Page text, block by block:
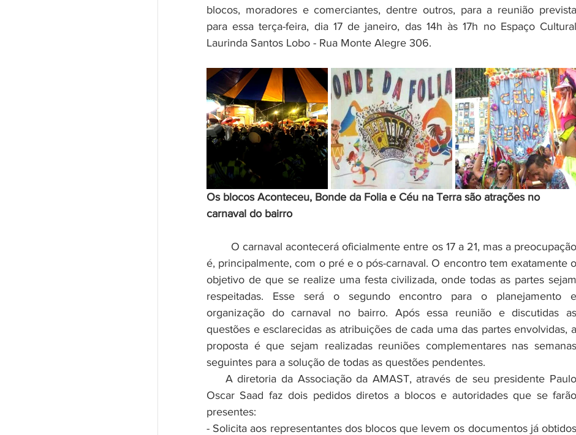
blocos, moradores e comerciantes, dentre outros, para a reunião prevista
para essa terça-feira, dia 17 de janeiro, das 14h às 17h no Espaço Cultural
Laurinda Santos Lobo - Rua Monte Alegre 306.
Os blocos Aconteceu, Bonde da Folia e Céu na Terra são atrações no
carnaval do bairro
é, principalmente, com o pré e o pós-carnaval. O encontro tem exatamente o
objetivo de que se realize uma festa civilizada, onde todas as partes sejam
respeitadas. Esse será o segundo encontro para o planejamento e
organização do carnaval no bairro. Após essa reunião e discutidas as
questões e esclarecidas as atribuições de cada uma das partes envolvidas, a
proposta é que sejam realizadas reuniões complementares nas semanas
seguintes para a solução de todas as questões pendentes.
Oscar Saad faz dois pedidos diretos a blocos e autoridades que se farão
presentes:
- Solicita aos representantes dos blocos que levem os documentos já obtidos